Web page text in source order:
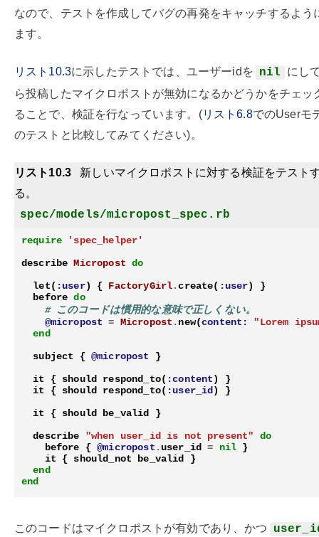
なので、テストを作成してバグの再発をキャッチするよう
ます。
リスト10.3に示したテストでは、ユーザーidを nil
にし
ら投稿したマイクロポストが無効になるかどうかをチェッ
ることで、検証を行なっています。(リスト6.8でのUserモ
のテストと比較してみてください)。
リスト10.3
新しいマイクロポストに対する検証をテスト
る。
spec/models/micropost_spec.rb
require
'spec_helper'
describe Micropost do
let( :user) { FactoryGirl.create( :user)
}
before do
# このコードは慣用的な意味で正しくない。
@micropost = Micropost .new(content:
"Lorem
end
subject
{ @micropost
}
it
{ should respond_to( :content)
}
it
{ should respond_to( :user_id )
}
it
{ should be_valid
}
describe
"when user_id is not present"
do
before
{ @micropost .user_id = nil }
it
{ should_not be_valid
}
end
end
このコードはマイクロポストが有効であり、かつ